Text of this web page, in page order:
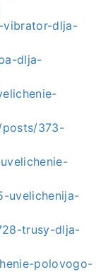
vibrator-dlja-
dlja-
373-
uvelichenija-
trusy-dlja-
polovogo-